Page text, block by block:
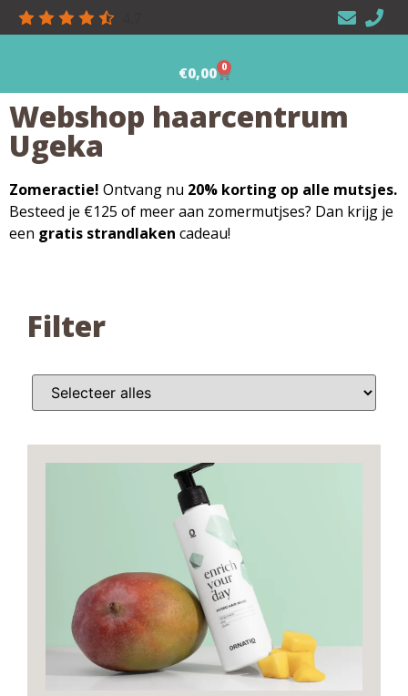
€0,00 0
Webshop haarcentrum
Ugeka
Zomeractie! Ontvang nu 20% korting op alle mutsjes.
Besteed je €125 of meer aan zomermutjses? Dan krijg je
een gratis strandlaken cadeau!
Filter